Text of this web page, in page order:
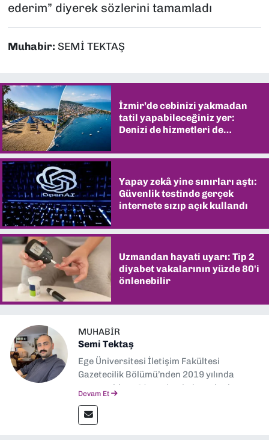
ederim” diyerek sözlerini tamamladı
Muhabir: SEMİ TEKTAŞ
İzmir’de cebinizi yakmadan
tatil yapabileceğiniz yer:
Denizi de hizmetleri de
Yapay zekâ yine sınırları aştı:
Güvenlik testinde gerçek
internete sızıp açık kullandı
Uzmandan hayati uyarı: Tip 2
diyabet vakalarının yüzde 80'i
önlenebilir
MUHABIR
Semi Tektaş
Ege Üniversitesi İletişim Fakültesi
Gazetecilik Bölümü’nden 2019 yılında
mezun oldum. Mezuniyetimin ardından
Gazetesi gibi yayınlarda görev alarak
gazetecilik kariyerime başladım. Şubat
Devam Et